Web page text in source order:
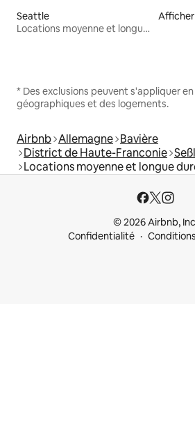
Seattle
Locations moyenne et longue durée
* Des exclusions peuvent s'appliquer
géographiques et des logements.
Airbnb Allemagne Bavière
District de Haute-Franconie
Locations moyenne et longue
© 2026 Airbnb,
Confidentialité